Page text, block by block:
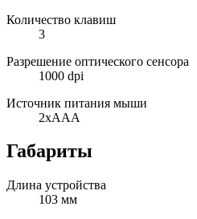
Количество клавиш
3
Разрешение оптического сенсора
1000 dpi
Источник питания мыши
2xAAA
Габариты
Длина устройства
103 мм